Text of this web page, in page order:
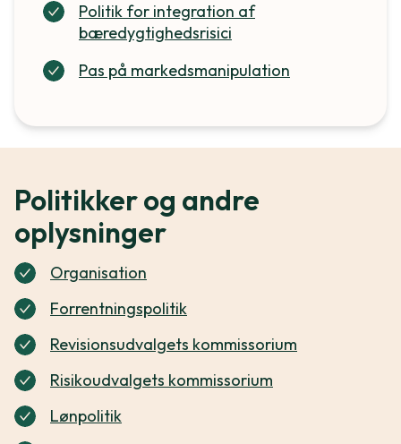
Politik for integration af
bæredygtighedsrisici
Pas på markedsmanipulation
Politikker og andre
oplysninger
Organisation
Forrentningspolitik
Revisionsudvalgets kommissorium
Risikoudvalgets kommissorium
Lønpolitik